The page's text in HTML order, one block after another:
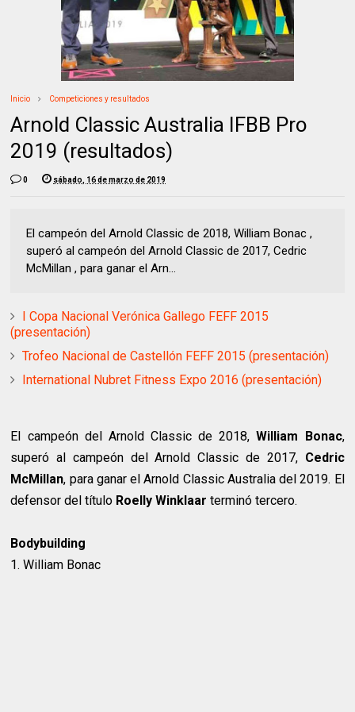
Inicio Competiciones y resultados
Arnold Classic Australia IFBB Pro
2019 (resultados)
0 sábado, 16 de marzo de 2019
El campeón del Arnold Classic de 2018, William Bonac ,
superó al campeón del Arnold Classic de 2017, Cedric
McMillan , para ganar el Arn...
I Copa Nacional Verónica Gallego FEFF 2015
(presentación)
Trofeo Nacional de Castellón FEFF 2015 (presentación)
International Nubret Fitness Expo 2016 (presentación)
El campeón del Arnold Classic de 2018,William Bonac,
superó al campeón del Arnold Classic de 2017, Cedric
McMillan, para ganar el Arnold Classic Australia del 2019. El
defensor del título Roelly Winklaar terminó tercero.
Bodybuilding
1. William Bonac